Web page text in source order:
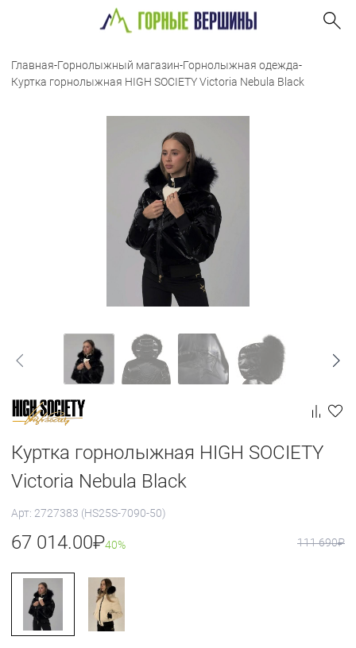
Главная-Горнолыжный магазин-Горнолыжная одежда-
Куртка горнолыжная HIGH SOCIETY Victoria Nebula Black
Куртка горнолыжная HIGH SOCIETY
Victoria Nebula Black
Арт: 2727383 (HS25S-7090-50)
67 014.00₽40% 111 690₽